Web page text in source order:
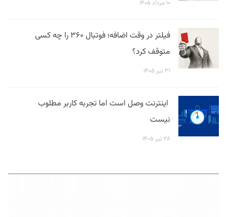
۱۰ مرداد ۱۴۰۵
فیلتر در وقت اضافه؛ فوتبال ۳۶۰ را چه کسی
متوقف کرد؟
۳۱ تیر ۱۴۰۵
اینترنت وصل است اما تجربه کاربر مطلوب
نیست
۲۸ تیر ۱۴۰۵